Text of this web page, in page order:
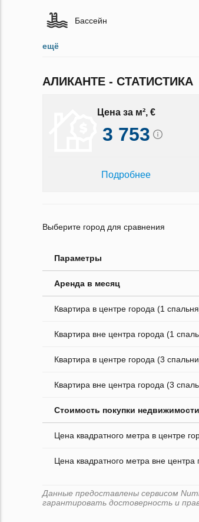
Бассейн
ещё
АЛИКАНТЕ - СТАТИСТИКА
Цена за м², €
3 753
Подробнее
Выберите город для сравнения
Параметры
Аренда в месяц
Квартира в центре города (1
Квартира вне центра города (1
Квартира в центре города (3
Квартира вне центра города (3
Стоимость покупки недвижимости
Цена квадратного метра в центре
Цена квадратного метра вне центра
Данные предоставлены сервисом
гарантировать достоверность и